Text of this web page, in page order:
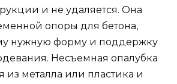
и не удаляется. Она
опоры для бетона,
нужную форму и поддержку
Несъемная опалубка
из металла или пластика и